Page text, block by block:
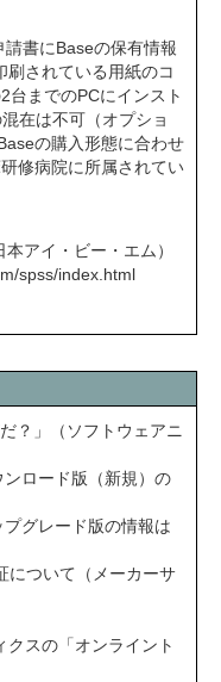
書にBaseの保有情報
刷されている用紙のコ
台までのPCにインスト
在は不可（オプショ
の購入形態に合わせ
修病院に所属されてい
アイ・ビー・エム）
spss/index.html
？」（ソフトウェアニ
ロード版（新規）の
グレード版の情報は
について（メーカーサ
スの「オンライント